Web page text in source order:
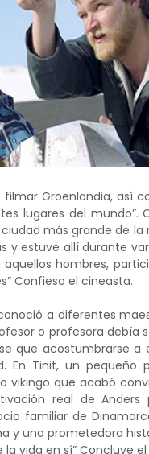
Groenlandia, así
lugares del mundo”.
más grande de la
y estuve allí durante
hombres,
Confiesa el cineasta.
a diferentes
o profesora debía
que acostumbrarse
En Tinit, un pequeño
que acabó
real de
familiar de
una prometedora
vida en sí” Concluye